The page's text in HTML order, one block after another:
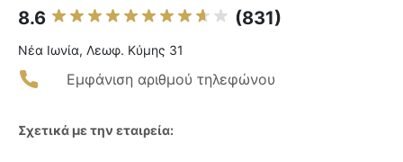
8.6 (831)
Νέα Ιωνία, Λεωφ. Κύμης 31
Εμφάνιση αριθμού τηλεφώνου
Σχετικά με την εταιρεία: